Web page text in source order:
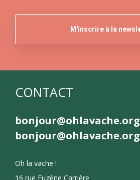
CONTACT
bonjour@ohlavache.org
bonjour@ohlavache.org
Oh la vache !
16 rue Eugène Carrière